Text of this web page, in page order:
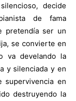
decide
de fama
pretendía ser un
se convierte en
va develando la
y silenciada y en
supervivencia en
destruyendo la